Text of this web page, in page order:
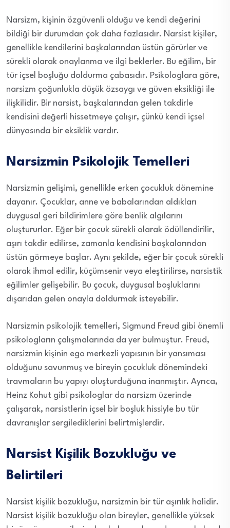
Narsizm, kişinin özgüvenli olduğu ve kendi değerini
bildiği bir durumdan çok daha fazlasıdır. Narsist kişiler,
genellikle kendilerini başkalarından üstün görürler ve
sürekli olarak onaylanma ve ilgi beklerler. Bu eğilim, bir
tür içsel boşluğu doldurma çabasıdır. Psikologlara göre,
narsizm çoğunlukla düşük özsaygı ve güven eksikliği ile
ilişkilidir. Bir narsist, başkalarından gelen takdirle
kendisini değerli hissetmeye çalışır, çünkü kendi içsel
dünyasında bir eksiklik vardır.
Narsizmin Psikolojik Temelleri
Narsizmin gelişimi, genellikle erken çocukluk dönemine
dayanır. Çocuklar, anne ve babalarından aldıkları
duygusal geri bildirimlere göre benlik algılarını
oluştururlar. Eğer bir çocuk sürekli olarak ödüllendirilir,
aşırı takdir edilirse, zamanla kendisini başkalarından
üstün görmeye başlar. Aynı şekilde, eğer bir çocuk sürekli
olarak ihmal edilir, küçümsenir veya eleştirilirse, narsistik
eğilimler gelişebilir. Bu çocuk, duygusal boşluklarını
dışarıdan gelen onayla doldurmak isteyebilir.
Narsizmin psikolojik temelleri, Sigmund Freud gibi önemli
psikologların çalışmalarında da yer bulmuştur. Freud,
narsizmin kişinin ego merkezli yapısının bir yansıması
olduğunu savunmuş ve bireyin çocukluk dönemindeki
travmaların bu yapıyı oluşturduğuna inanmıştır. Ayrıca,
Heinz Kohut gibi psikologlar da narsizm üzerinde
çalışarak, narsistlerin içsel bir boşluk hissiyle bu tür
davranışlar sergilediklerini belirtmişlerdir.
Narsist Kişilik Bozukluğu ve
Belirtileri
Narsist kişilik bozukluğu, narsizmin bir tür aşırılık halidir.
Narsist kişilik bozukluğu olan bireyler, genellikle yüksek